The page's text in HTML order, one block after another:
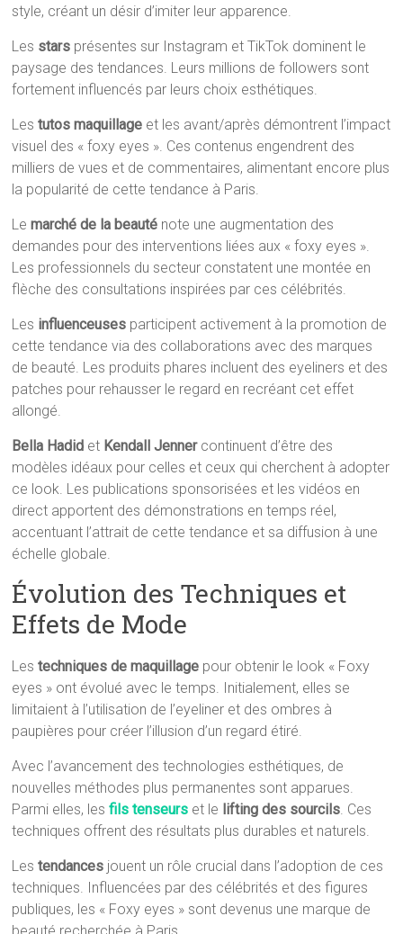
style, créant un désir d’imiter leur apparence.
Les stars présentes sur Instagram et TikTok dominent le
paysage des tendances. Leurs millions de followers sont
fortement influencés par leurs choix esthétiques.
Lestutos maquillage et les avant/après démontrent l’impact
visuel des « foxy eyes ». Ces contenus engendrent des
milliers de vues et de commentaires, alimentant encore plus
la popularité de cette tendance à Paris.
Lemarché de la beauté note une augmentation des
demandes pour des interventions liées aux « foxy eyes ».
Les professionnels du secteur constatent une montée en
flèche des consultations inspirées par ces célébrités.
Les influenceuses participent activement à la promotion de
cette tendance via des collaborations avec des marques
de beauté. Les produits phares incluent des eyeliners et des
patches pour rehausser le regard en recréant cet effet
allongé.
Bella Hadid et Kendall Jennercontinuent d’être des
modèles idéaux pour celles et ceux qui cherchent à adopter
ce look. Les publications sponsorisées et les vidéos en
direct apportent des démonstrations en temps réel,
accentuant l’attrait de cette tendance et sa diffusion à une
échelle globale.
Évolution des Techniques et
Effets de Mode
Lestechniques de maquillage pour obtenir le look « Foxy
eyes » ont évolué avec le temps. Initialement, elles se
limitaient à l’utilisation de l’eyeliner et des ombres à
paupières pour créer l’illusion d’un regard étiré.
Avec l’avancement des technologies esthétiques, de
nouvelles méthodes plus permanentes sont apparues.
Parmi elles, lesfils tenseurs et le lifting des sourcils. Ces
techniques offrent des résultats plus durables et naturels.
Lestendances jouent un rôle crucial dans l’adoption de ces
techniques. Influencées par des célébrités et des figures
publiques, les « Foxy eyes » sont devenus une marque de